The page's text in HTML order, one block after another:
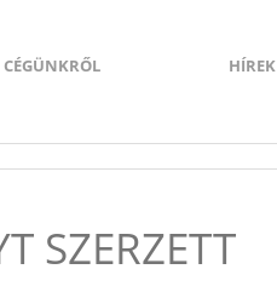
CÉGÜNKRŐL HÍREK
SZERZETT